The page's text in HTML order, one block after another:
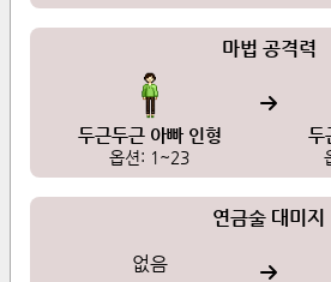
마법 공격력
두근두근 아빠 인형
옵션: 1~23
두
연금술 대미지
없음